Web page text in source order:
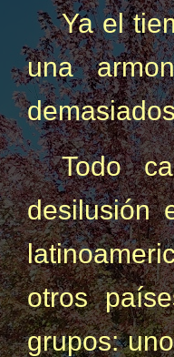
Ya el
una
Todo
desilusión
otros
grupos: